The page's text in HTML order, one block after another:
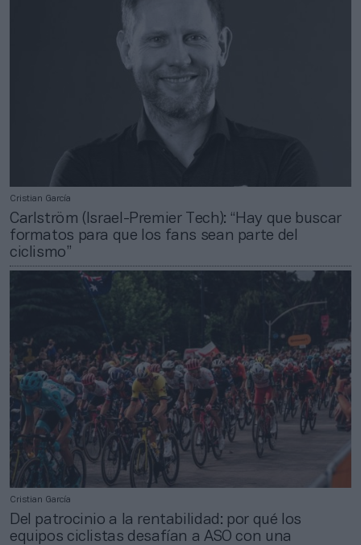
Cristian García
Carlström (Israel-Premier Tech): “Hay que buscar
formatos para que los fans sean parte del
ciclismo”
Cristian García
Del patrocinio a la rentabilidad: por qué los
equipos ciclistas desafían a ASO con una